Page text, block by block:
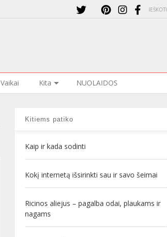
IEŠKOTI
Vaikai Kita NUOLAIDOS
Kitiems patiko
Kaip ir kada sodinti
Kokį internetą išsirinkti sau ir savo šeimai
Ricinos aliejus – pagalba odai, plaukams ir
nagams